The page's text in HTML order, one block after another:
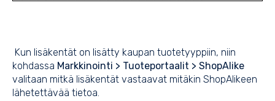
Kun lisäkentät on lisätty kaupan tuotetyyppiin, niin
kohdassa Markkinointi > Tuoteportaalit > ShopAlike
valitaan mitkä lisäkentät vastaavat mitäkin ShopAlikeen
lähetettävää tietoa.